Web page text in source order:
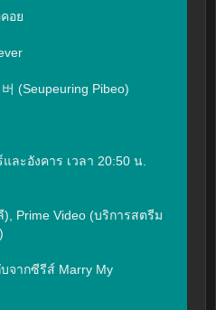
อย
(Seupeuring Pibeo)
ละอังคาร เวลา 20:50 น.
Prime Video (บริการสตรีม
จากซีรีส์ Marry My